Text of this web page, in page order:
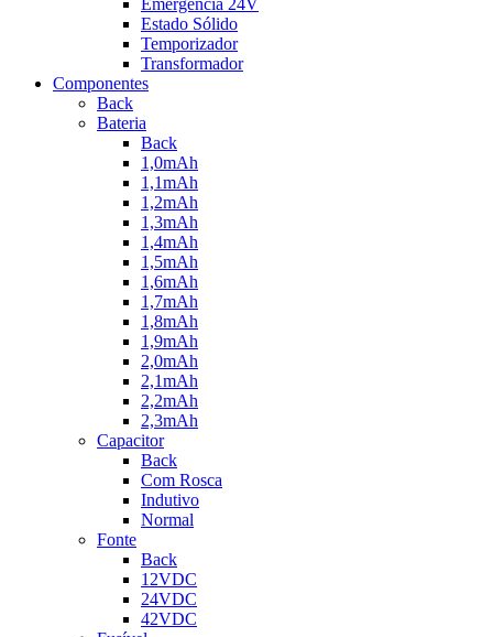
Emêrgencia 24V
Estado Sólido
Temporizador
Transformador
Componentes
Back
Bateria
Back
1,0mAh
1,1mAh
1,2mAh
1,3mAh
1,4mAh
1,5mAh
1,6mAh
1,7mAh
1,8mAh
1,9mAh
2,0mAh
2,1mAh
2,2mAh
2,3mAh
Capacitor
Back
Com Rosca
Indutivo
Normal
Fonte
Back
12VDC
24VDC
42VDC